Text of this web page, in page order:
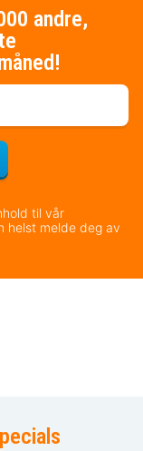
andre,
til vår
helst melde deg av